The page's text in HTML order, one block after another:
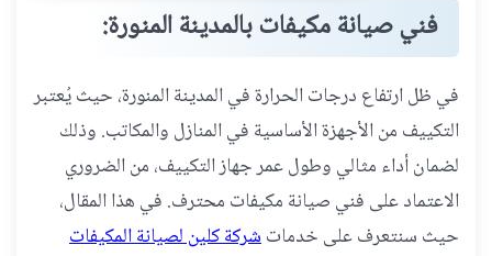
فني صيانة مكيفات بالمدينة المنورة:
في ظل ارتفاع درجات الحرارة في المدينة المنورة، حيث يُعتبر
التكييف من الأجهزة الأساسية في المنازل والمكاتب. وذلك
لضمان أداء مثالي وطول عمر جهاز التكييف، من الضروري
الاعتماد على فني صيانة مكيفات محترف. في هذا المقال،
حيث سنتعرف على خدماتشركة كلين لصيانة المكيفات